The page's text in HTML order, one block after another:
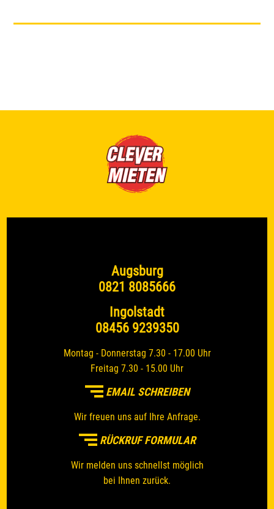
Augsburg
0821 8085666
Ingolstadt
08456 9239350
Montag - Donnerstag 7.30 - 17.00 Uhr
Freitag 7.30 - 15.00 Uhr
EMAIL SCHREIBEN
Wir freuen uns auf Ihre Anfrage.
RÜCKRUF FORMULAR
Wir melden uns schnellst möglich
bei Ihnen zurück.